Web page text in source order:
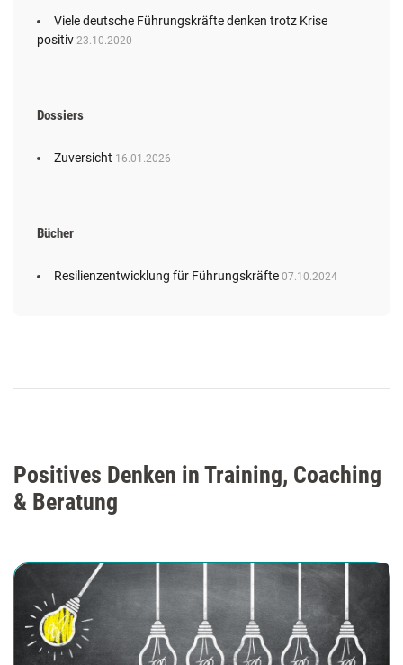
Viele deutsche Führungskräfte denken trotz Krise
positiv 23.10.2020
Dossiers
Zuversicht 16.01.2026
Bücher
Resilienzentwicklung für Führungskräfte 07.10.2024
Positives Denken in Training, Coaching
& Beratung